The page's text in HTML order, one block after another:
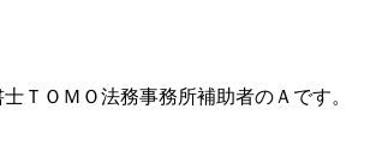
ＴＯＭＯ法務事務所補助者のＡです。